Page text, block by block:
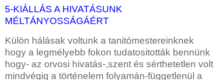
5-KIÁLLÁS A HIVATÁSUNK
MÉLTÁNYOSSÁGÁÉRT
Külön hálásak voltunk a tanitómestereinknek
hogy a legmélyebb fokon tudatositották bennünk
hogy- az orvosi hivatás-,szent és sérthetetlen volt
mindvégig a történelem folyamán-függetlenül a